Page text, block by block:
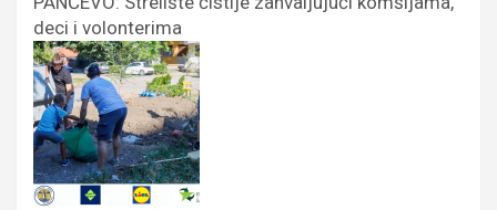
deci i volonterima